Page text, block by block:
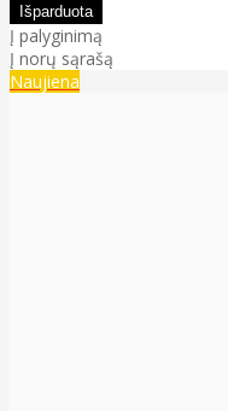
Į palyginimą
Į norų sąrašą
Naujiena